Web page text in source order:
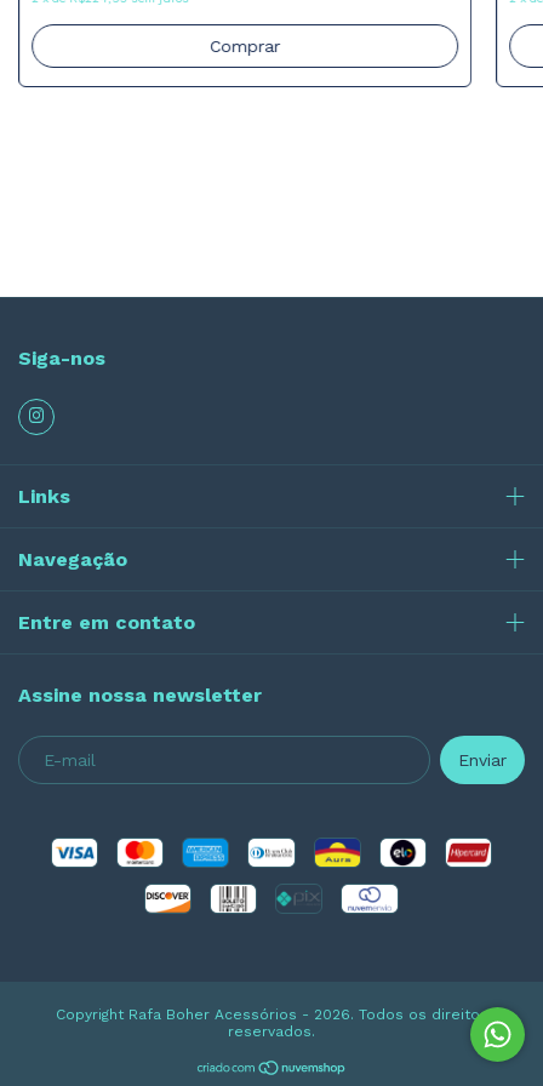
Comprar
Siga-nos
Links
Navegação
Entre em contato
Assine nossa newsletter
Copyright Rafa Boher Acessórios - 2026. Todos os direitos
reservados.